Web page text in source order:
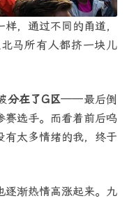
，通过不同的甬道，
马所有人都挤一块儿
分在了G区——最后倒
选手。而看着前后呜
有太多情绪的我，终于
逐渐热情高涨起来。九